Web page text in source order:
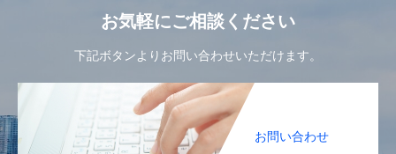
お気軽にご相談ください
下記ボタンよりお問い合わせいただけます。
お問い合わせ